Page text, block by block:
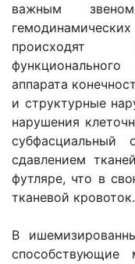
важным
происходят
аппарата
и структурные
нарушения
сдавлением
футляре, что в
тканевой кровоток.
В
способствующие